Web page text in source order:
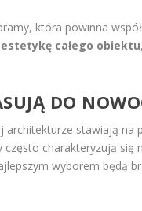
która powinna
estetykę całego obiektu
DO
architekturze stawiają
charakteryzują
wyborem będą